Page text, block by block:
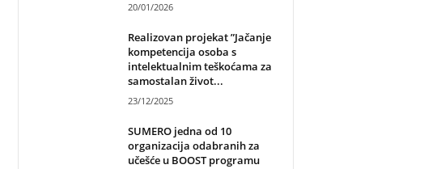
20/01/2026
Realizovan projekat ”Jačanje
kompetencija osoba s
intelektualnim teškoćama za
samostalan život...
23/12/2025
SUMERO jedna od 10
organizacija odabranih za
učešće u BOOST programu